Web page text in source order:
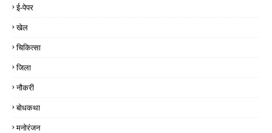
ई-पेपर
खेल
चिकित्सा
जिला
नौकरी
बोधकथा
मनोरंजन